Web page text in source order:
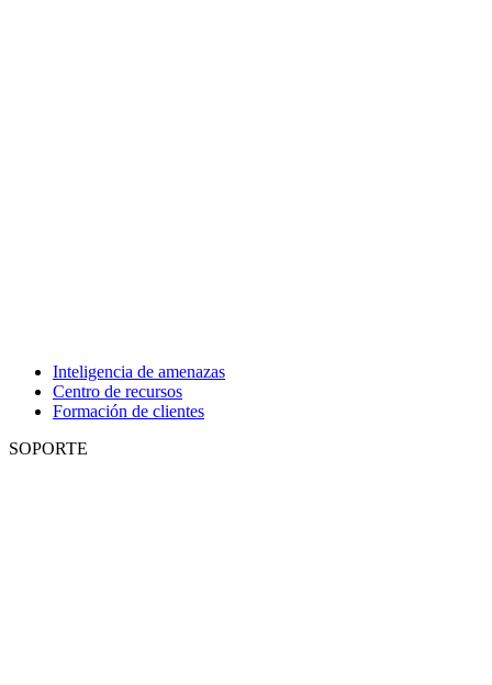
Inteligencia de amenazas
Centro de recursos
Formación de clientes
SOPORTE